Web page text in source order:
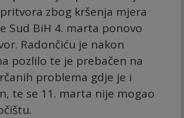
zbog kršenja mjera
Sud BiH 4. marta ponovo
Radončiću je nakon
pozlilo te je prebačen na
problema gdje je i
te se 11. marta nije mogao